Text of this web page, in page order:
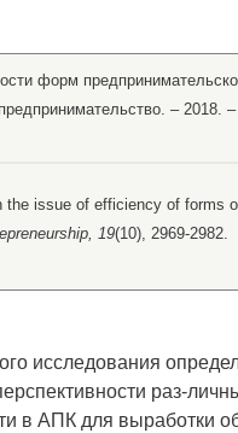
форм
– 2018.
issue of efficiency of forms
19(10), 2969-2982.
исследования
раз-
в АПК для выработки